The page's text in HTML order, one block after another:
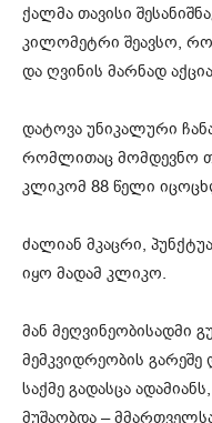
ქალმა თავისი
კილომეტრი შეავსო,
და ღვინის მარნად
დატოვა უნიკალური
რომლითაც მომდევნო
კლიკომ 88 წელი
ძალიან მკაცრი,
იყო მადამ კლიკო.
მან მეღვინეობისადმი
მემკვიდრეობის გარეშე
საქმე გადასცა
მუშაობდა –